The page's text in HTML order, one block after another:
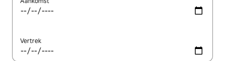
Vertrek